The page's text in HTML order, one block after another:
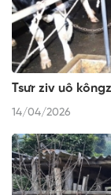
Tsưr ziv uô
14/04/2026